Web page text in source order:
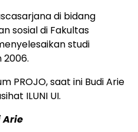
di bidang
sosial di Fakultas
studi
PROJO, saat ini Budi Arie
ILUNI UI.
Arie